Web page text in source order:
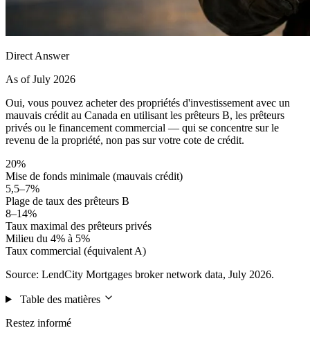
Direct Answer
As of July 2026
Oui, vous pouvez acheter des propriétés d'investissement avec un
mauvais crédit au Canada en utilisant les prêteurs B, les prêteurs
privés ou le financement commercial — qui se concentre sur le
revenu de la propriété, non pas sur votre cote de crédit.
20%
Mise de fonds minimale (mauvais crédit)
5,5–7%
Plage de taux des prêteurs B
8–14%
Taux maximal des prêteurs privés
Milieu du 4% à 5%
Taux commercial (équivalent A)
Source: LendCity Mortgages broker network data, July 2026.
Table des matières
Restez informé